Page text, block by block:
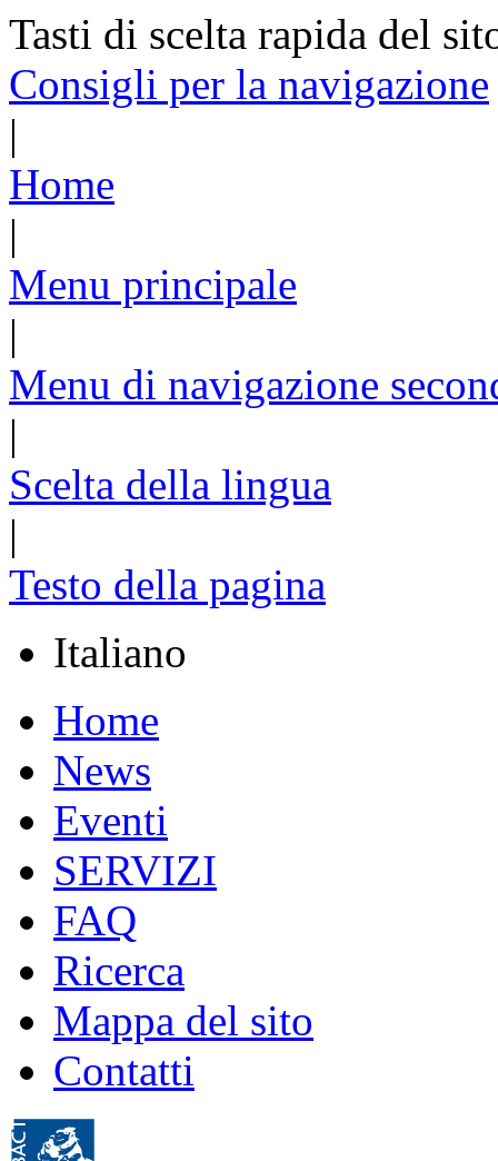
Tasti di scelta rapida del
Consigli per la navigazione
|
Home
|
Menu principale
|
Menu di navigazione
|
Scelta della lingua
|
Testo della pagina
Italiano
Home
News
Eventi
SERVIZI
FAQ
Ricerca
Mappa del sito
Contatti